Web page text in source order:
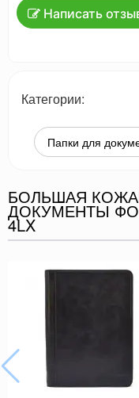
Написать
Категории:
Папки для
БОЛЬШАЯ
ДОКУМЕНТЫ
4LX